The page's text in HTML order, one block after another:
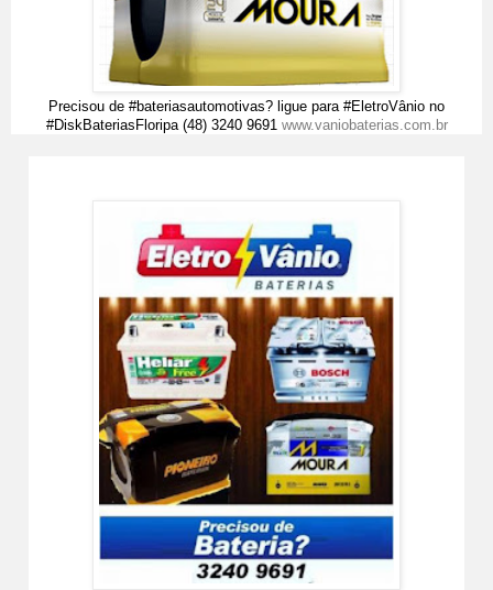
Precisou de #bateriasautomotivas? ligue para #EletroVânio no
#DiskBateriasFloripa (48) 3240 9691 www.vaniobaterias.com.br